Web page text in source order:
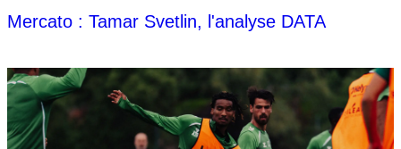
Mercato : Tamar Svetlin, l'analyse DATA